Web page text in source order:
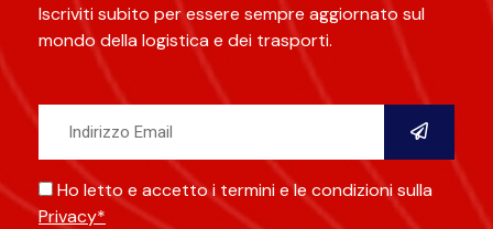
Iscriviti subito per essere sempre aggiornato sul
mondo della logistica e dei trasporti.
Ho letto e accetto i termini e le condizioni sulla
Privacy*